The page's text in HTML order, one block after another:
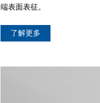
端表面表征。
了解更多